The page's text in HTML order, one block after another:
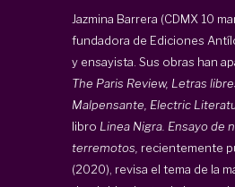
Jazmina Barrera (CDMX 10
fundadora de Ediciones
y ensayista. Sus obras han
The Paris Review, Letras
Malpensante, Electric
libro Linea Nigra. Ensayo de
terremotos, recientemente
(2020), revisa el tema de la